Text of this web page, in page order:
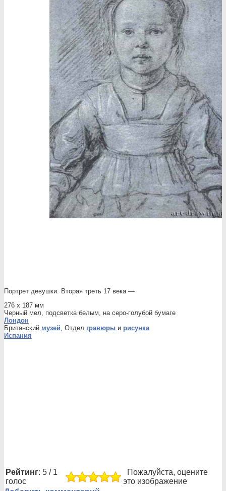
Портрет девушки. Вторая треть 17 века —
276 х 187 мм
Черный мел, подсветка белым, на серо-голубой бумаге
Лондон
Британский музей, Отдел гравюры и рисунка
Испания
Рейтинг: 5 / 1
голос
Пожалуйста, оцените
это изображение